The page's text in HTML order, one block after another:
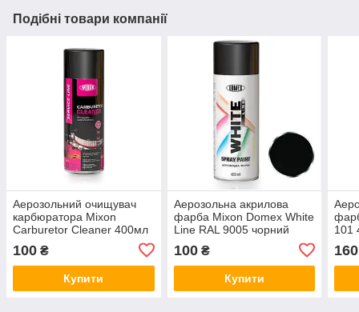
Подібні товари компанії
Аерозольний очищувач
карбюратора Mixon
Carburetor Cleaner 400мл
100 ₴
Купити
Аерозольна акрилова
фарба Mixon Domex White
Line RAL 9005 чорний
100₴
Купити
101
160